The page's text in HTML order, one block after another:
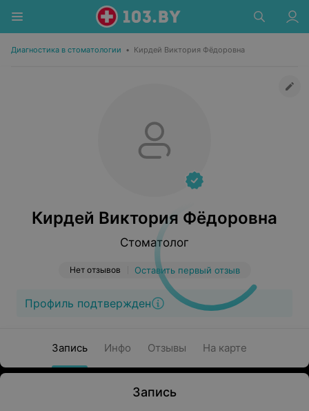
Диагностика в стоматологии • Кирдей Виктория Фёдоровна
Кирдей Виктория Фёдоровна
Стоматолог
Нет отзывов Оставить первый отзыв
Профиль подтвержден
Запись Инфо Отзывы На карте
Запись